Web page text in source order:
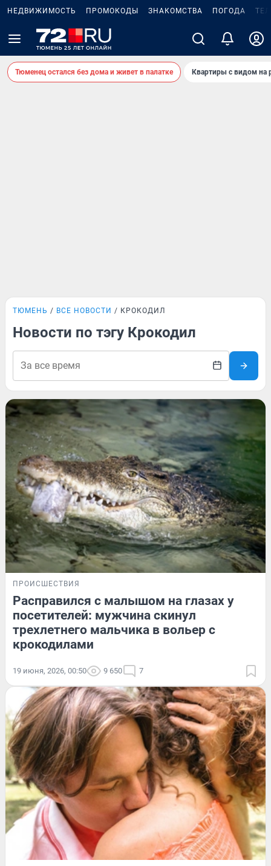
НЕДВИЖИМОСТЬ ПРОМОКОДЫ ЗНАКОМСТВА ПОГОДА
Тюменец остался без дома и живет в палатке Квартиры с видом на
ТЮМЕНЬ ВСЕ НОВОСТИ КРОКОДИЛ
Новости по тэгу Крокодил
ПРОИСШЕСТВИЯ
Расправился с малышом на глазах у
посетителей: мужчина скинул
трехлетнего мальчика в вольер с
крокодилами
19 июня, 2026, 00:50 9 650 7